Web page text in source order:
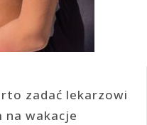
zadać lekarzowi
na wakacje